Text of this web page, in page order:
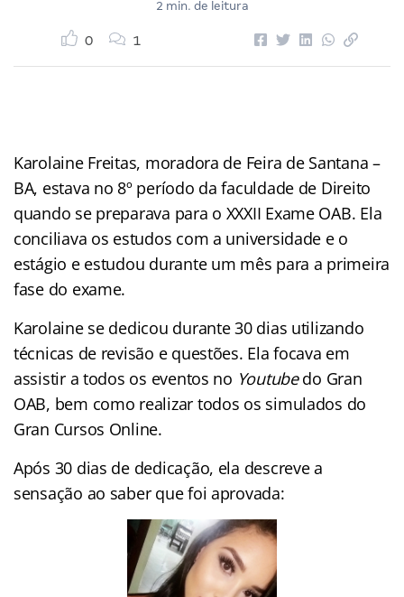
2 min. de leitura
0 1
Karolaine Freitas, moradora de Feira de Santana –
BA, estava no 8º período da faculdade de Direito
quando se preparava para o XXXII Exame OAB. Ela
conciliava os estudos com a universidade e o
estágio e estudou durante um mês para a primeira
fase do exame.
Karolaine se dedicou durante 30 dias utilizando
técnicas de revisão e questões. Ela focava em
assistir a todos os eventos no Youtubedo Gran
OAB, bem como realizar todos os simulados do
Gran Cursos Online.
Após 30 dias de dedicação, ela descreve a
sensação ao saber que foi aprovada: